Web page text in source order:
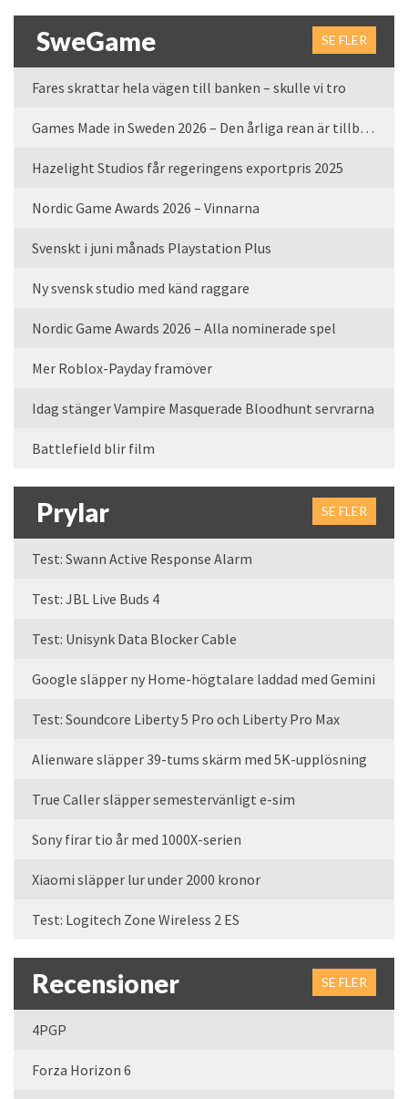
SweGame SE FLER
Fares skrattar hela vägen till banken – skulle vi tro
Games Made in Sweden 2026 – Den årliga rean är tillbaka
Hazelight Studios får regeringens exportpris 2025
Nordic Game Awards 2026 – Vinnarna
Svenskt i juni månads Playstation Plus
Ny svensk studio med känd raggare
Nordic Game Awards 2026 – Alla nominerade spel
Mer Roblox-Payday framöver
Idag stänger Vampire Masquerade Bloodhunt servrarna
Battlefield blir film
Prylar SE FLER
Test: Swann Active Response Alarm
Test: JBL Live Buds 4
Test: Unisynk Data Blocker Cable
Google släpper ny Home-högtalare laddad med Gemini
Test: Soundcore Liberty 5 Pro och Liberty Pro Max
Alienware släpper 39-tums skärm med 5K-upplösning
True Caller släpper semestervänligt e-sim
Sony firar tio år med 1000X-serien
Xiaomi släpper lur under 2000 kronor
Test: Logitech Zone Wireless 2 ES
Recensioner SE FLER
4PGP
Forza Horizon 6